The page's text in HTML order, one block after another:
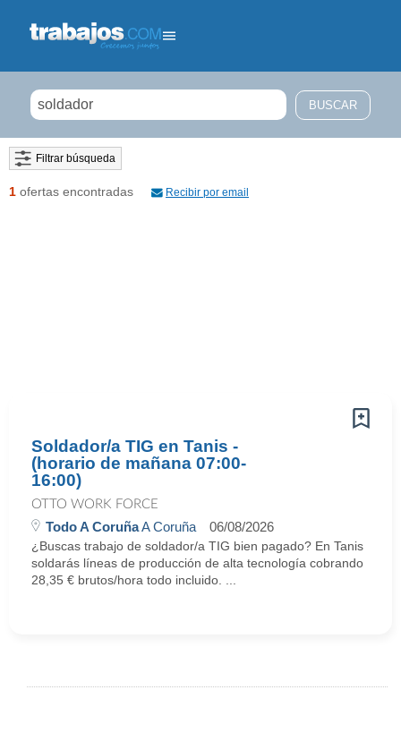
Filtrar búsqueda
1 ofertas encontradas Recibir por email
Soldador/a TIG en Tanis -
(horario de mañana 07:00-
16:00)
OTTO WORK FORCE
Todo A CoruñaA Coruña 06/08/2026
¿Buscas trabajo de soldador/a TIG bien pagado? En Tanis
soldarás líneas de producción de alta tecnología cobrando
28,35 € brutos/hora todo incluido. ...